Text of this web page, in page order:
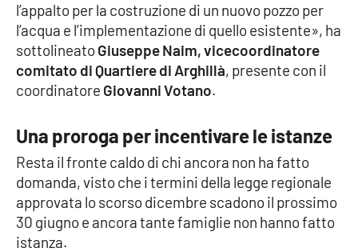
l’appalto per la costruzione di un nuovo pozzo per
l’acqua e l’implementazione di quello esistente», ha
sottolineatoGiuseppe Naim, vicecoordinatore
comitato di Quartiere di Arghillà, presente con il
coordinatore Giovanni Votano.
Una proroga per incentivare le istanze
Resta il fronte caldo di chi ancora non ha fatto
domanda, visto che i termini della legge regionale
approvata lo scorso dicembre scadono il prossimo
30 giugno e ancora tante famiglie non hanno fatto
istanza.